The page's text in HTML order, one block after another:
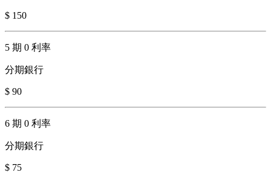
$ 150
5 期 0 利率
分期銀行
$ 90
6 期 0 利率
分期銀行
$ 75